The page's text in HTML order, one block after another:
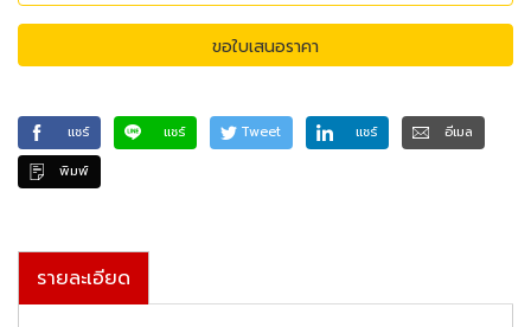
ขอใบเสนอราคา
แชร์ แชร์ Tweet แชร์
อีเมล
พิมพ์
รายละเอียด